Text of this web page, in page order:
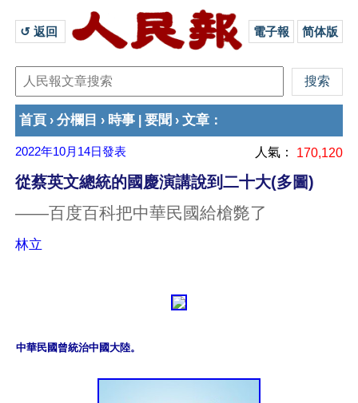
↺ 返回 電子報 简体版
首頁 › 分欄目 › 時事 要聞 › 文章 ：
2022年10月14日發表 人氣： 170,120
從蔡英文總統的國慶演講說到二十大(多圖)
——百度百科把中華民國給槍斃了
林立
中華民國曾統治中國大陸。